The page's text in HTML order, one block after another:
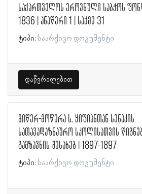
საქართველოს ეროვნული საბჭოს
1836 | ანაწერი 1 | საქმე 31
ტიპი: საარქივო დოკუმენტი
დაწვრილებით
მიწერ-მოწერა ს. ყიფიანთან სენაკის
სათავადაზნაურო სკოლისათვის
გაგზავნის შესახებ | 1897-1897
ტიპი: საარქივო დოკუმენტი